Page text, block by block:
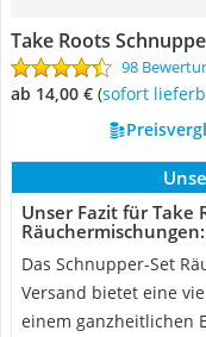
Take Roots
98
ab 14,00 € ( Sofort
Unser Fazit für Take
Räuchermischungen:
Das Schnupper-Set
Versand bietet eine
einem ganzheitlichen